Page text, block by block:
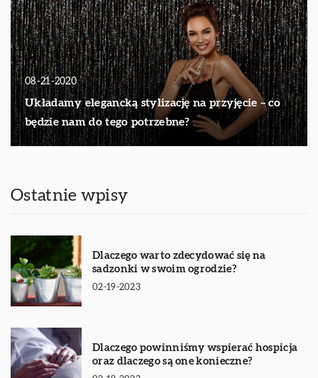
08-21-2020
Układamy elegancką stylizację na przyjęcie – co
będzie nam do tego potrzebne?
Ostatnie wpisy
Dlaczego warto zdecydować się na
sadzonki w swoim ogrodzie?
02-19-2023
Dlaczego powinniśmy wspierać hospicja
oraz dlaczego są one konieczne?